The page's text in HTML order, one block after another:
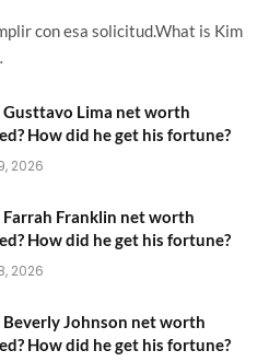
con esa solicitud.What is Kim
Lima net worth
How did he get his fortune?
2026
Franklin net worth
How did he get his fortune?
2026
Johnson net worth
How did he get his fortune?